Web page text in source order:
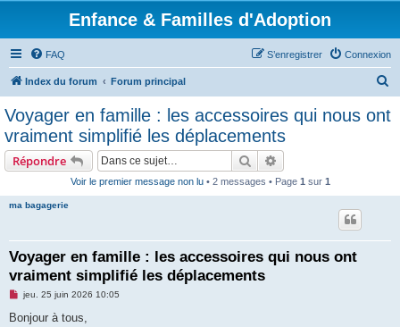
Enfance & Familles d'Adoption
FAQ Connexion
S’enregistrer
Index du forum Forum principal
c
Voyager en famille : les accessoires qui nous ont
vraiment simplifié les déplacements
Répondre Rechercher
Voir le premier message non lu• 2 messages • Page 1 sur 1
ma bagagerie
Voyager en famille : les accessoires qui nous ont
vraiment simplifié les déplacements
M
s
jeu. 25 juin 2026 10:05
Bonjour à tous,